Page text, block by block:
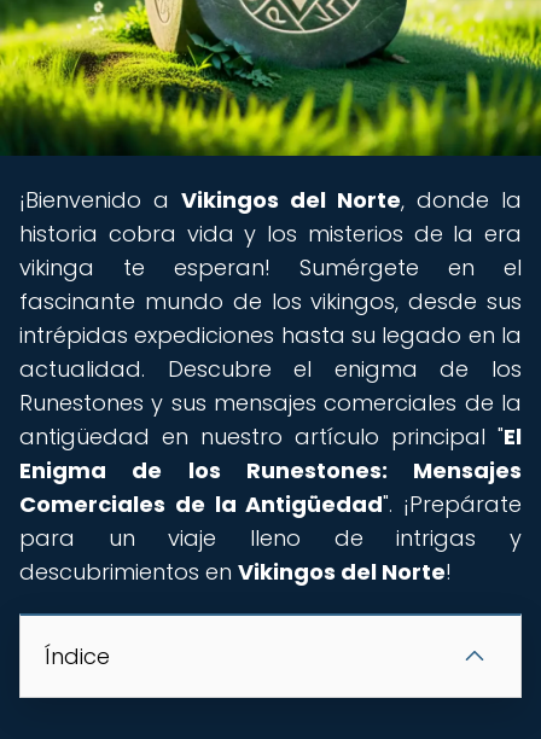
¡Bienvenido a Vikingos del Norte, donde la
historia cobra vida y los misterios de la era
vikinga te esperan! Sumérgete en el
fascinante mundo de los vikingos, desde sus
intrépidas expediciones hasta su legado en la
actualidad. Descubre el enigma de los
Runestones y sus mensajes comerciales de la
antigüedad en nuestro artículo principal "El
Enigma de los Runestones: Mensajes
Comerciales de la Antigüedad". ¡Prepárate
para un viaje lleno de intrigas y
descubrimientos en Vikingos del Norte!
Índice